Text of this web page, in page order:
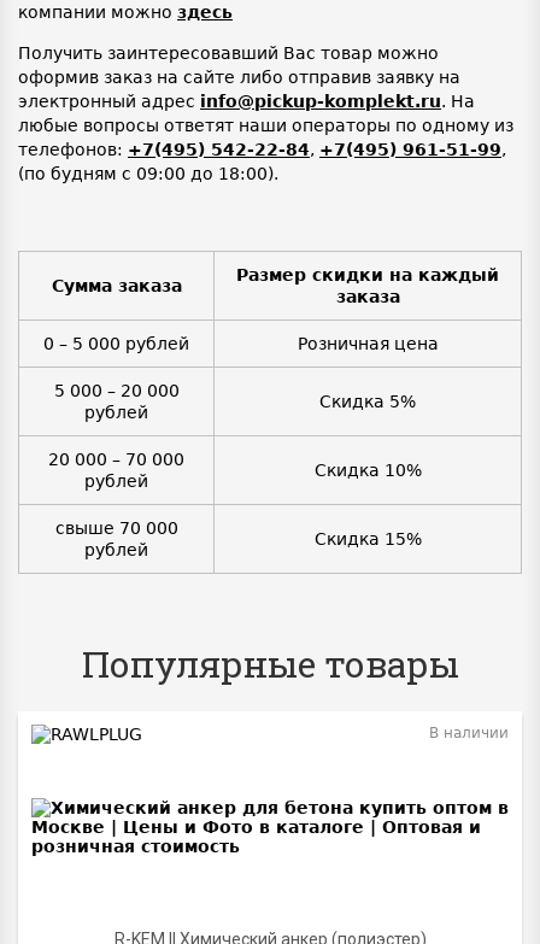
компании можно здесь
Получить заинтересовавший Вас товар можно
оформив заказ на сайте либо отправив заявку на
электронный адрес info@pickup-komplekt.ru. На
любые вопросы ответят наши операторы по одному из
телефонов: +7(495) 542-22-84, +7(495) 961-51-99,
(по будням с 09:00 до 18:00).
Сумма заказа
Размер скидки на каждый
заказа
0 – 5 000 рублей Розничная цена
5 000 – 20 000
рублей
Скидка 5%
20 000 – 70 000
рублей
Скидка 10%
свыше 70 000
рублей
Скидка 15%
Популярные товары
R-KEM II Химический анкер (полиэстер)
В наличии